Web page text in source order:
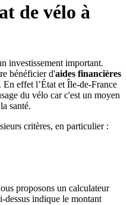
de vélo à
investissement important.
bénéficier d'aides financières
. En effet l’État et Île-de-France
du vélo car c'est un moyen
santé.
critères, en particulier :
proposons un calculateur
dessus indique le montant